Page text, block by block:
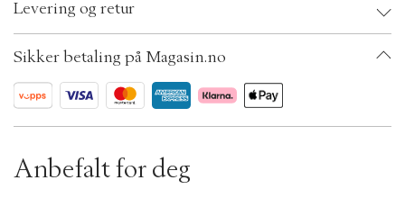
nEAN: 7350073862528
ID: ACTI56-0008
Levering og retur
Sikker betaling på Magasin.no
Anbefalt for deg